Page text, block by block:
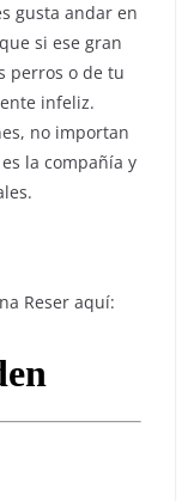
gusta andar en
si ese gran
perros o de tu
infeliz.
no importan
la compañía y
Reser aquí: